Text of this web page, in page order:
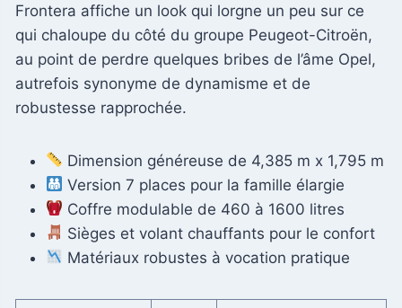
Frontera affiche un look qui lorgne un peu sur ce
qui chaloupe du côté du groupe Peugeot-Citroën,
au point de perdre quelques bribes de l’âme Opel,
autrefois synonyme de dynamisme et de
robustesse rapprochée.
Dimension généreuse de 4,385 m x 1,795 m
Version 7 places pour la famille élargie
Coffre modulable de 460 à 1600 litres
Sièges et volant chauffants pour le confort
Matériaux robustes à vocation pratique